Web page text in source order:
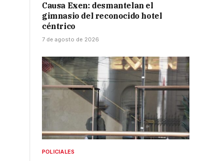
Causa Exen: desmantelan el
gimnasio del reconocido hotel
céntrico
7 de agosto de 2026
POLICIALES